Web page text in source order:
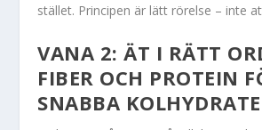
stället. Principen är lätt rörelse – inte
VANA 2: ÄT I RÄTT
FIBER OCH PROTEIN
SNABBA